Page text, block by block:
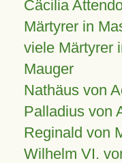
Cäcilia
Märtyrer in
viele Märtyrer
Mauger
Nathäus von
Palladius von
Reginald von
Wilhelm VI.